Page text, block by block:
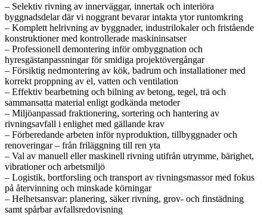
– Selektiv rivning av innerväggar, innertak och interiöra
byggnadsdelar där vi noggrant bevarar intakta ytor runtomkring
– Komplett helrivning av byggnader, industrilokaler och fristående
konstruktioner med kontrollerade maskininsatser
– Professionell demontering inför ombyggnation och
hyresgästanpassningar för smidiga projektövergångar
– Försiktig nedmontering av kök, badrum och installationer med
korrekt proppning av el, vatten och ventilation
– Effektiv bearbetning och bilning av betong, tegel, trä och
sammansatta material enligt godkända metoder
– Miljöanpassad fraktionering, sortering och hantering av
rivningsavfall i enlighet med gällande krav
– Förberedande arbeten inför nyproduktion, tillbyggnader och
renoveringar – från friläggning till ren yta
– Val av manuell eller maskinell rivning utifrån utrymme, bärighet,
vibrationer och arbetsmiljö
– Logistik, bortforsling och transport av rivningsmassor med fokus
på återvinning och minskade körningar
– Helhetsansvar: planering, säker rivning, grov- och finstädning
samt spårbar avfallsredovisning